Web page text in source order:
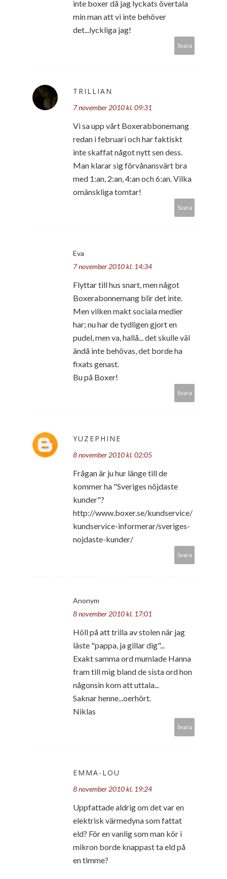
inte boxer då jag lyckats övertala
min man att vi inte behöver
det...lyckliga jag!
Svara
TRILLIAN
7 november 2010 kl. 09:31
Vi sa upp vårt Boxerabbonemang
redan i februari och har faktiskt
inte skaffat något nytt sen dess.
Man klarar sig förvånansvärt bra
med 1:an, 2:an, 4:an och 6:an. Vilka
omänskliga tomtar!
Svara
Eva
7 november 2010 kl. 14:34
Flyttar till hus snart, men något
Boxerabonnemang blir det inte.
Men vilken makt sociala medier
har; nu har de tydligen gjort en
pudel, men va, hallå... det skulle väl
ändå inte behövas, det borde ha
fixats genast.
Bu på Boxer!
Svara
YUZEPHINE
8 november 2010 kl. 02:05
Frågan är ju hur länge till de
kommer ha "Sveriges nöjdaste
kunder"?
http://www.boxer.se/kundservice/
kundservice-informerar/sveriges-
nojdaste-kunder/
Svara
Anonym
8 november 2010 kl. 17:01
Höll på att trilla av stolen när jag
läste "pappa, ja gillar dig"...
Exakt samma ord mumlade Hanna
fram till mig bland de sista ord hon
någonsin kom att uttala...
Saknar henne...oerhört.
Niklas
Svara
EMMA-LOU
8 november 2010 kl. 19:24
Uppfattade aldrig om det var en
elektrisk värmedyna som fattat
eld? För en vanlig som man kör i
mikron borde knappast ta eld på
en timme?